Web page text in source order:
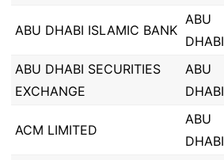
ABU DHABI ISLAMIC BANK
ABU
DHABI
ABU DHABI SECURITIES
EXCHANGE
ABU
DHABI
ACM LIMITED
ABU
DHABI